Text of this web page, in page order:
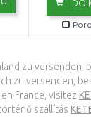
DO
zu versenden,
zu versenden,
France, visitez
szállítás